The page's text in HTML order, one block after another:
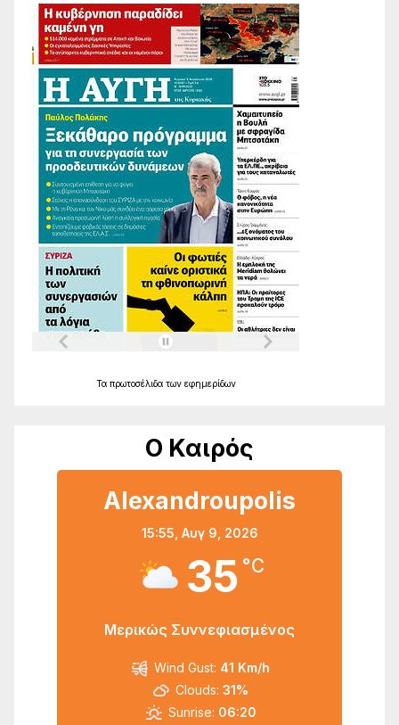
Τα πρωτοσέλιδα των εφημερίδων
Ο Καιρός
Alexandroupolis
15:55, Αυγ 9, 2026
35 °C
Μερικώς Συννεφιασμένος
Wind Gust: 41 Km/h
Clouds: 31%
Sunrise: 06:20